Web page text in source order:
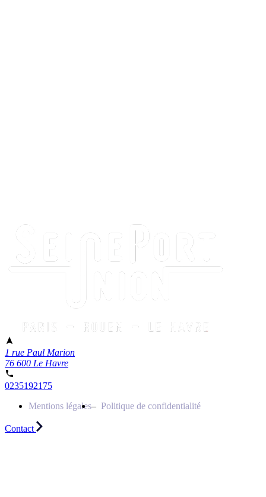
1 rue Paul Marion
76 600 Le Havre
0235192175
Mentions légales
Politique de confidentialité
Contact